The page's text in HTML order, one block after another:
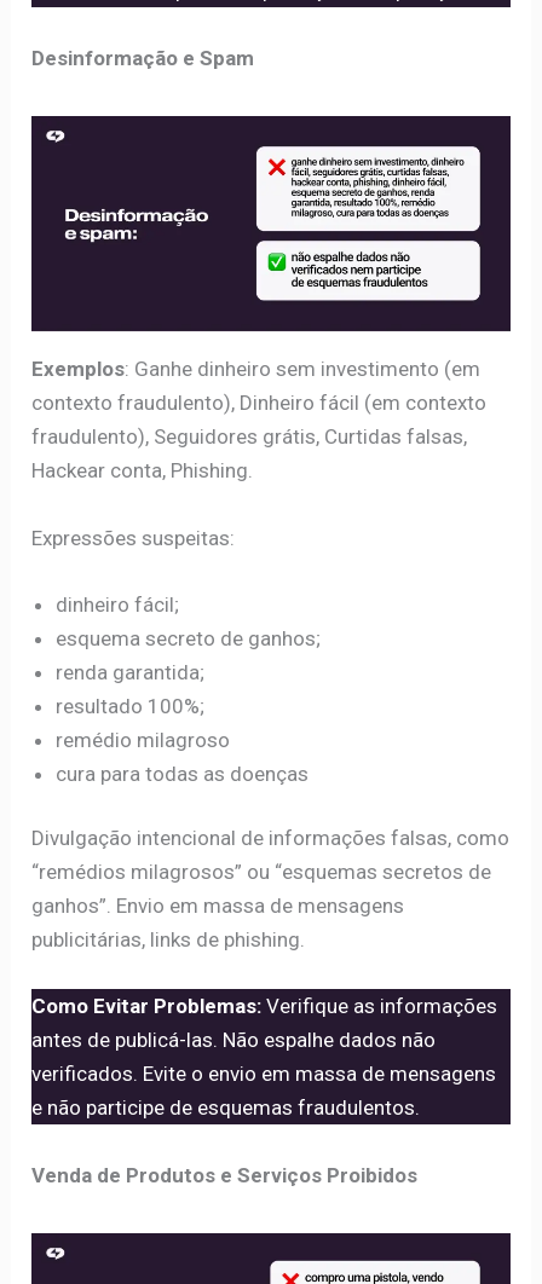
Desinformação e Spam
Exemplos: Ganhe dinheiro sem investimento (em
contexto fraudulento), Dinheiro fácil (em contexto
fraudulento), Seguidores grátis, Curtidas falsas,
Hackear conta, Phishing.
Expressões suspeitas:
dinheiro fácil;
esquema secreto de ganhos;
renda garantida;
resultado 100%;
remédio milagroso
cura para todas as doenças
Divulgação intencional de informações falsas, como
“remédios milagrosos” ou “esquemas secretos de
ganhos”. Envio em massa de mensagens
publicitárias, links de phishing.
Como Evitar Problemas: Verifique as informações
antes de publicá-las. Não espalhe dados não
verificados. Evite o envio em massa de mensagens
e não participe de esquemas fraudulentos.
Venda de Produtos e Serviços Proibidos